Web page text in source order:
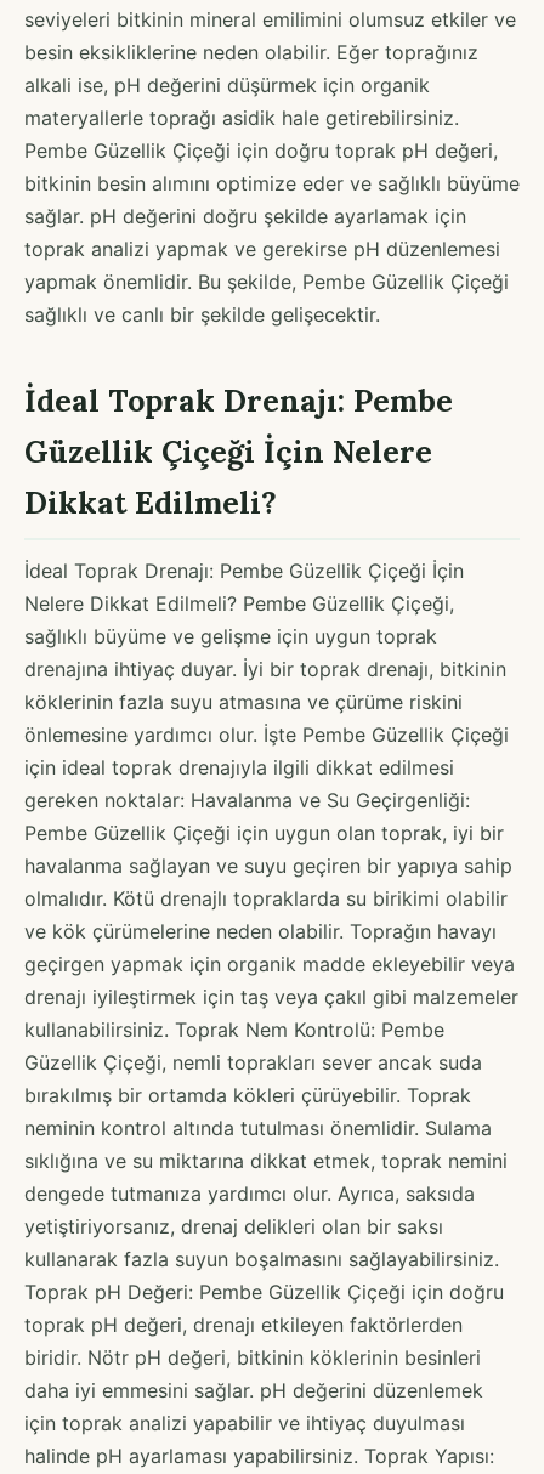
seviyeleri bitkinin mineral emilimini olumsuz etkiler ve
besin eksikliklerine neden olabilir. Eğer toprağınız
alkali ise, pH değerini düşürmek için organik
materyallerle toprağı asidik hale getirebilirsiniz.
Pembe Güzellik Çiçeği için doğru toprak pH değeri,
bitkinin besin alımını optimize eder ve sağlıklı büyüme
sağlar. pH değerini doğru şekilde ayarlamak için
toprak analizi yapmak ve gerekirse pH düzenlemesi
yapmak önemlidir. Bu şekilde, Pembe Güzellik Çiçeği
sağlıklı ve canlı bir şekilde gelişecektir.
İdeal Toprak Drenajı: Pembe
Güzellik Çiçeği İçin Nelere
Dikkat Edilmeli?
İdeal Toprak Drenajı: Pembe Güzellik Çiçeği İçin
Nelere Dikkat Edilmeli? Pembe Güzellik Çiçeği,
sağlıklı büyüme ve gelişme için uygun toprak
drenajına ihtiyaç duyar. İyi bir toprak drenajı, bitkinin
köklerinin fazla suyu atmasına ve çürüme riskini
önlemesine yardımcı olur. İşte Pembe Güzellik Çiçeği
için ideal toprak drenajıyla ilgili dikkat edilmesi
gereken noktalar: Havalanma ve Su Geçirgenliği:
Pembe Güzellik Çiçeği için uygun olan toprak, iyi bir
havalanma sağlayan ve suyu geçiren bir yapıya sahip
olmalıdır. Kötü drenajlı topraklarda su birikimi olabilir
ve kök çürümelerine neden olabilir. Toprağın havayı
geçirgen yapmak için organik madde ekleyebilir veya
drenajı iyileştirmek için taş veya çakıl gibi malzemeler
kullanabilirsiniz. Toprak Nem Kontrolü: Pembe
Güzellik Çiçeği, nemli toprakları sever ancak suda
bırakılmış bir ortamda kökleri çürüyebilir. Toprak
neminin kontrol altında tutulması önemlidir. Sulama
sıklığına ve su miktarına dikkat etmek, toprak nemini
dengede tutmanıza yardımcı olur. Ayrıca, saksıda
yetiştiriyorsanız, drenaj delikleri olan bir saksı
kullanarak fazla suyun boşalmasını sağlayabilirsiniz.
Toprak pH Değeri: Pembe Güzellik Çiçeği için doğru
toprak pH değeri, drenajı etkileyen faktörlerden
biridir. Nötr pH değeri, bitkinin köklerinin besinleri
daha iyi emmesini sağlar. pH değerini düzenlemek
için toprak analizi yapabilir ve ihtiyaç duyulması
halinde pH ayarlaması yapabilirsiniz. Toprak Yapısı: